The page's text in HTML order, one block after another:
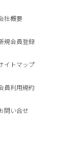
社概要
規会員登録
イトマップ
員利用規約
問い合せ